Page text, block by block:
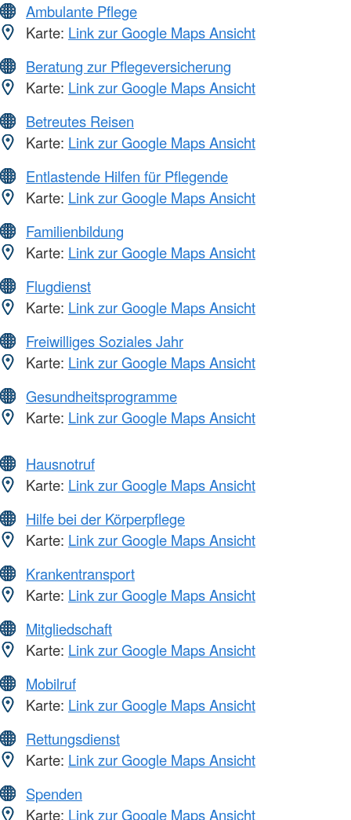
Ambulante Pflege
Karte: Link zur Google Maps Ansicht
Beratung zur Pflegeversicherung
Karte: Link zur Google Maps Ansicht
Betreutes Reisen
Karte: Link zur Google Maps Ansicht
Entlastende Hilfen für Pflegende
Karte: Link zur Google Maps Ansicht
Familienbildung
Karte: Link zur Google Maps Ansicht
Flugdienst
Karte: Link zur Google Maps Ansicht
Freiwilliges Soziales Jahr
Karte: Link zur Google Maps Ansicht
Gesundheitsprogramme
Karte: Link zur Google Maps Ansicht
Hausnotruf
Karte: Link zur Google Maps Ansicht
Hilfe bei der Körperpflege
Karte: Link zur Google Maps Ansicht
Krankentransport
Karte: Link zur Google Maps Ansicht
Mitgliedschaft
Karte: Link zur Google Maps Ansicht
Mobilruf
Karte: Link zur Google Maps Ansicht
Rettungsdienst
Karte: Link zur Google Maps Ansicht
Spenden
Karte: Link zur Google Maps Ansicht